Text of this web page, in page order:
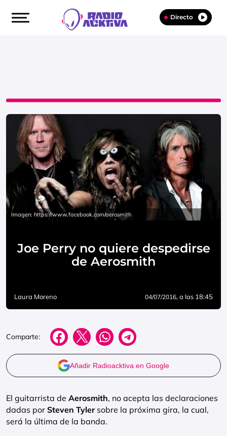
Directo
Imagen: https://www.facebook.com/aerosmith
Joe Perry no quiere despedirse
de Aerosmith
Laura Moreno 04/07/2016, a las 18:45
Comparte:
Añadir Radioacktiva en Google
El guitarrista de Aerosmith, no acepta las declaraciones
dadas por Steven Tylersobre la próxima gira, la cual,
será la última de la banda.